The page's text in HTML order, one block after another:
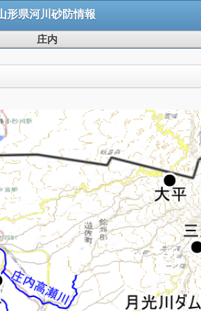
形県河川砂防情報
庄内